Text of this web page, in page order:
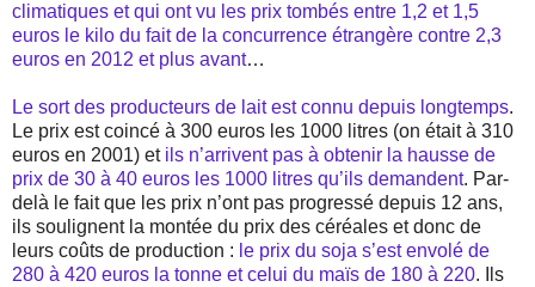
climatiques et qui ont vu les prix tombés entre 1,2 et 1,5
euros le kilo du fait de la concurrence étrangère contre 2,3
euros en 2012 et plus avant…
Le sort des producteurs de lait est connu depuis longtemps.
Le prix est coincé à 300 euros les 1000 litres (on était à 310
euros en 2001) et ils n’arrivent pas à obtenir la hausse de
prix de 30 à 40 euros les 1000 litres qu’ils demandent. Par-
delà le fait que les prix n’ont pas progressé depuis 12 ans,
ils soulignent la montée du prix des céréales et donc de
leurs coûts de production : le prix du soja s’est envolé de
280 à 420 euros la tonne et celui du maïs de 180 à 220. Ils